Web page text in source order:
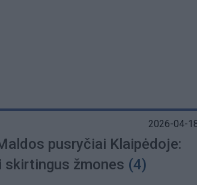
2026-04-
pusryčiai Klaipėdoje:
žmones (4)